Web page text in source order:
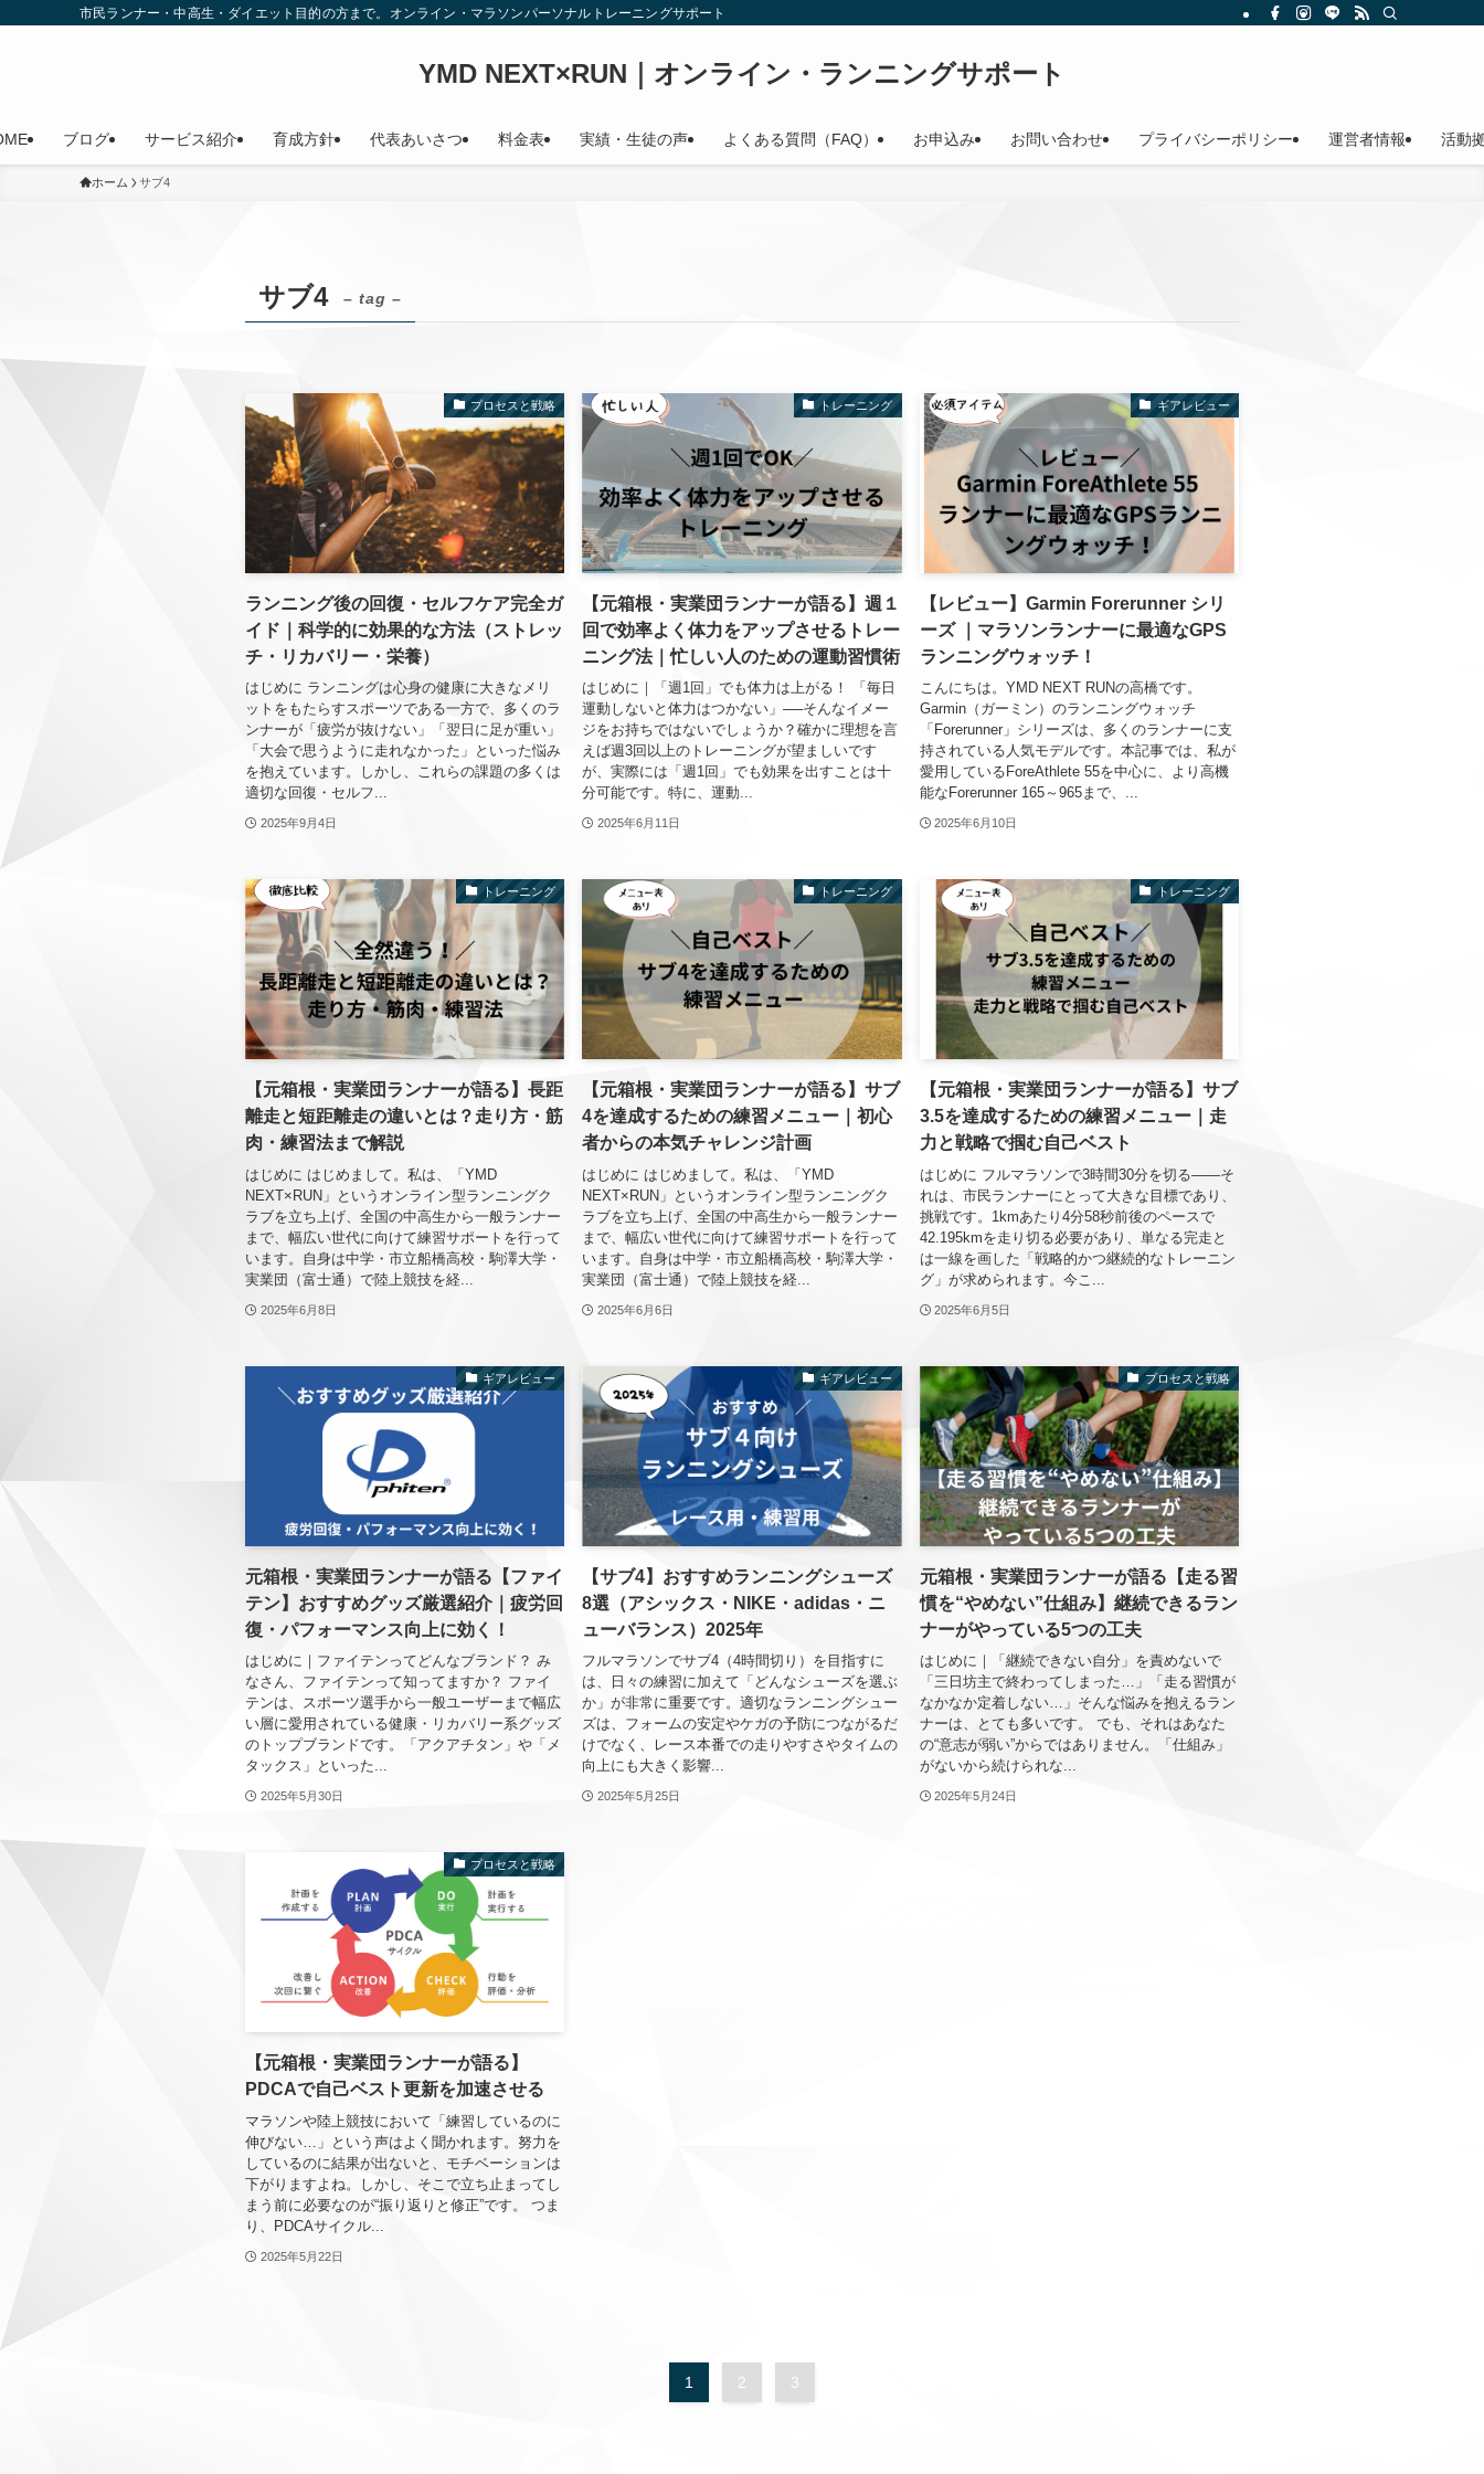
市民ランナー・中高生・ダイエット目的の方まで。オンライン・マラソンパーソナルトレーニングサポート
YMD NEXT×RUN｜オンライン・ランニングサポート
ブログ サービス紹介 育成方針 代表あいさつ 料金表 実績・生徒の声 よくある質問（FAQ） お申込み お問い合わせ プライバシーポリシー 運営者情報 活動
ホーム サブ4
サブ4 – tag –
プロセスと戦略
ランニング後の回復・セルフケア完全ガ
イド｜科学的に効果的な方法（ストレッ
チ・リカバリー・栄養）
はじめに ランニングは心身の健康に大きなメリ
ットをもたらすスポーツである一方で、多くのラ
ンナーが「疲労が抜けない」「翌日に足が重い」
「大会で思うように走れなかった」といった悩み
を抱えています。しかし、これらの課題の多くは
適切な回復・セルフ...
2025年9月4日
トレーニング
【元箱根・実業団ランナーが語る】週１
回で効率よく体力をアップさせるトレー
ニング法｜忙しい人のための運動習慣術
はじめに｜「週1回」でも体力は上がる！ 「毎日
運動しないと体力はつかない」──そんなイメー
ジをお持ちではないでしょうか？確かに理想を言
えば週3回以上のトレーニングが望ましいです
が、実際には「週1回」でも効果を出すことは十
分可能です。特に、運動...
2025年6月11日
ギアレビュー
【レビュー】Garmin Forerunner シリ
ーズ ｜マラソンランナーに最適なGPS
ランニングウォッチ！
こんにちは。YMD NEXT RUNの高橋です。
Garmin（ガーミン）のランニングウォッチ
「Forerunner」シリーズは、多くのランナーに支
持されている人気モデルです。本記事では、私が
愛用しているForeAthlete 55を中心に、より高機
能なForerunner 165～965まで、...
2025年6月10日
トレーニング
【元箱根・実業団ランナーが語る】長距
離走と短距離走の違いとは？走り方・筋
肉・練習法まで解説
はじめに はじめまして。私は、「YMD
NEXT×RUN」というオンライン型ランニングク
ラブを立ち上げ、全国の中高生から一般ランナー
まで、幅広い世代に向けて練習サポートを行って
います。自身は中学・市立船橋高校・駒澤大学・
実業団（富士通）で陸上競技を経...
2025年6月8日
トレーニング
【元箱根・実業団ランナーが語る】サブ
4を達成するための練習メニュー｜初心
者からの本気チャレンジ計画
はじめに はじめまして。私は、「YMD
NEXT×RUN」というオンライン型ランニングク
ラブを立ち上げ、全国の中高生から一般ランナー
まで、幅広い世代に向けて練習サポートを行って
います。自身は中学・市立船橋高校・駒澤大学・
実業団（富士通）で陸上競技を経...
2025年6月6日
トレーニング
【元箱根・実業団ランナーが語る】サブ
3.5を達成するための練習メニュー｜走
力と戦略で掴む自己ベスト
はじめに フルマラソンで3時間30分を切る——そ
れは、市民ランナーにとって大きな目標であり、
挑戦です。1kmあたり4分58秒前後のペースで
42.195kmを走り切る必要があり、単なる完走と
は一線を画した「戦略的かつ継続的なトレーニン
グ」が求められます。今こ...
2025年6月5日
ギアレビュー
元箱根・実業団ランナーが語る【ファイ
テン】おすすめグッズ厳選紹介｜疲労回
復・パフォーマンス向上に効く！
はじめに｜ファイテンってどんなブランド？ み
なさん、ファイテンって知ってますか？ ファイ
テンは、スポーツ選手から一般ユーザーまで幅広
い層に愛用されている健康・リカバリー系グッズ
のトップブランドです。「アクアチタン」や「メ
タックス」といった...
2025年5月30日
ギアレビュー
【サブ4】おすすめランニングシューズ
8選（アシックス・NIKE・adidas・ニ
ューバランス）2025年
フルマラソンでサブ4（4時間切り）を目指すに
は、日々の練習に加えて「どんなシューズを選ぶ
か」が非常に重要です。適切なランニングシュー
ズは、フォームの安定やケガの予防につながるだ
けでなく、レース本番での走りやすさやタイムの
向上にも大きく影響...
2025年5月25日
プロセスと戦略
元箱根・実業団ランナーが語る【走る習
慣を“やめない”仕組み】継続できるラン
ナーがやっている5つの工夫
はじめに｜「継続できない自分」を責めないで
「三日坊主で終わってしまった…」「走る習慣が
なかなか定着しない…」そんな悩みを抱えるラン
ナーは、とても多いです。 でも、それはあなた
の“意志が弱い”からではありません。「仕組み」
がないから続けられな...
2025年5月24日
プロセスと戦略
【元箱根・実業団ランナーが語る】
PDCAで自己ベスト更新を加速させる
マラソンや陸上競技において「練習しているのに
伸びない…」という声はよく聞かれます。努力を
しているのに結果が出ないと、モチベーションは
下がりますよね。しかし、そこで立ち止まってし
まう前に必要なのが“振り返りと修正”です。 つま
り、PDCAサイクル...
2025年5月22日
1 2 3